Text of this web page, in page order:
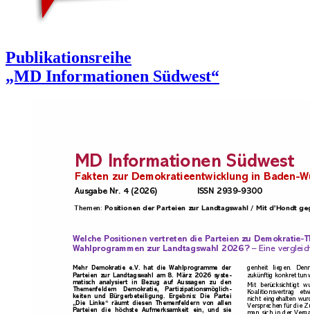
Publikationsreihe
„MD Informationen Südwest“